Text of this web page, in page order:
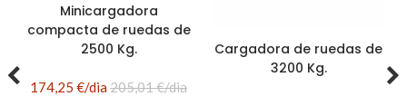
Minicargadora
compacta de ruedas de
2500 Kg.
174,25 €/dia205,01 €/dia
Cargadora de ruedas de
3200 Kg.